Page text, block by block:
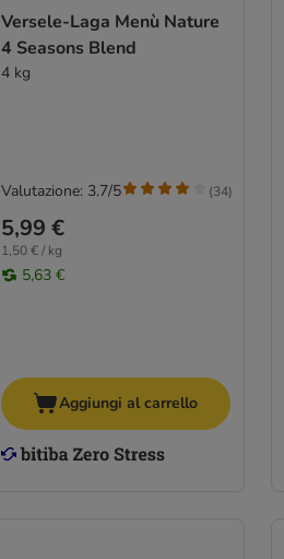
Versele-Laga Menù Nature
4 Seasons Blend
4 kg
5,99 €
1,50 € / kg
5,63 €
Valutazione: 3.7/5 (34)
Aggiungi al carrello